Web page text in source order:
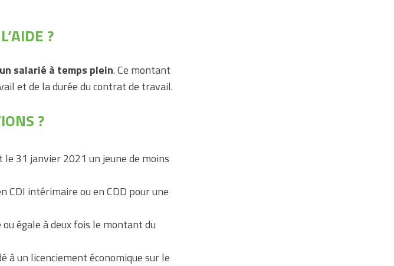
?
salarié à temps plein. Ce montant
et de la durée du contrat de travail.
?
31 janvier 2021 un jeune de moins
CDI intérimaire ou en CDD pour une
égale à deux fois le montant du
à un licenciement économique sur le